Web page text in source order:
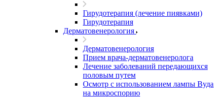
Гирудотерапия (лечение пиявками)
Гирудотерапия
Дерматовенерология
Дерматовенерология
Прием врача-дерматовенеролога
Лечение заболеваний передающихся
половым путем
Осмотр с использованием лампы Вуда
на микроспорию